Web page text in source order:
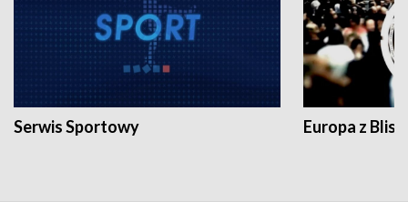
Serwis Sportowy Europa z